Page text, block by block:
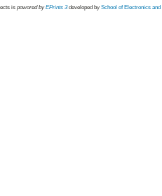
is powored byEPrints 3 developed by School of Electronics